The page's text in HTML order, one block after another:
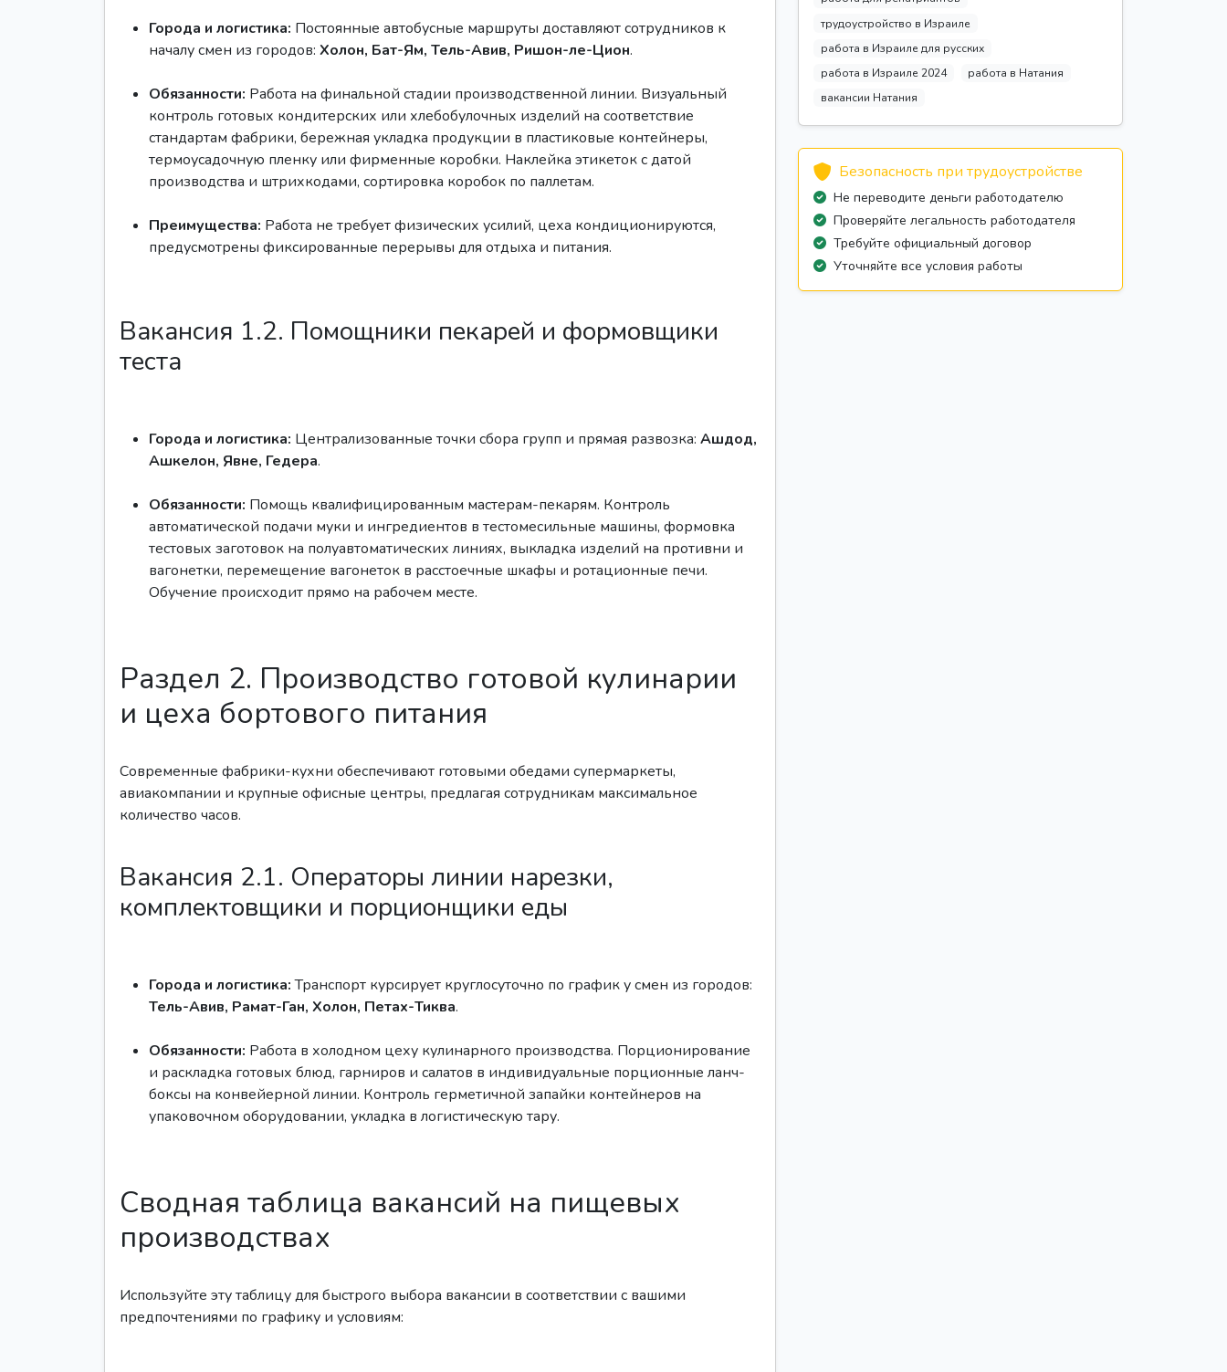
Города и логистика: Постоянные автобусные маршруты доставляют сотрудников к
началу смен из городов: Холон, Бат-Ям, Тель-Авив, Ришон-ле-Цион.
Обязанности: Работа на финальной стадии производственной линии. Визуальный
контроль готовых кондитерских или хлебобулочных изделий на соответствие
стандартам фабрики, бережная укладка продукции в пластиковые контейнеры,
термоусадочную пленку или фирменные коробки. Наклейка этикеток с датой
производства и штрихкодами, сортировка коробок по паллетам.
Преимущества: Работа не требует физических усилий, цеха кондиционируются,
предусмотрены фиксированные перерывы для отдыха и питания.
Вакансия 1.2. Помощники пекарей и формовщики
теста
Города и логистика: Централизованные точки сбора групп и прямая развозка: Ашдод,
Ашкелон, Явне, Гедера.
Обязанности: Помощь квалифицированным мастерам-пекарям. Контроль
автоматической подачи муки и ингредиентов в тестомесильные машины, формовка
тестовых заготовок на полуавтоматических линиях, выкладка изделий на противни и
вагонетки, перемещение вагонеток в расстоечные шкафы и ротационные печи.
Обучение происходит прямо на рабочем месте.
Раздел 2. Производство готовой кулинарии
и цеха бортового питания
Современные фабрики-кухни обеспечивают готовыми обедами супермаркеты,
авиакомпании и крупные офисные центры, предлагая сотрудникам максимальное
количество часов.
Вакансия 2.1. Операторы линии нарезки,
комплектовщики и порционщики еды
Города и логистика:Транспорт курсирует круглосуточно по график у смен из городов:
Тель-Авив, Рамат-Ган, Холон, Петах-Тиква.
Обязанности: Работа в холодном цеху кулинарного производства. Порционирование
и раскладка готовых блюд, гарниров и салатов в индивидуальные порционные ланч-
боксы на конвейерной линии. Контроль герметичной запайки контейнеров на
упаковочном оборудовании, укладка в логистическую тару.
Сводная таблица вакансий на пищевых
производствах
Используйте эту таблицу для быстрого выбора вакансии в соответствии с вашими
предпочтениями по графику и условиям:
трудоустройство в Израиле
работа в Израиле для русских
работа в Израиле 2024
работа в Натания
вакансии Натания
Безопасность при трудоустройстве
Не переводите деньги работодателю
Проверяйте легальность работодателя
Требуйте официальный договор
Уточняйте все условия работы